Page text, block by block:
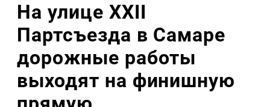
На улице XXII
Партсъезда в Самаре
дорожные работы
выходят на финишную